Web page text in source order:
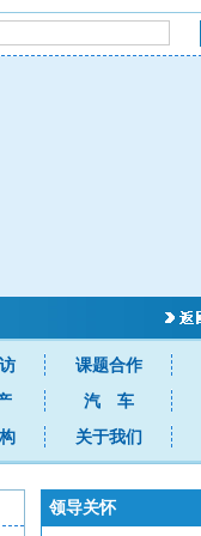
课题合作
汽 车
关于我们
领导关怀